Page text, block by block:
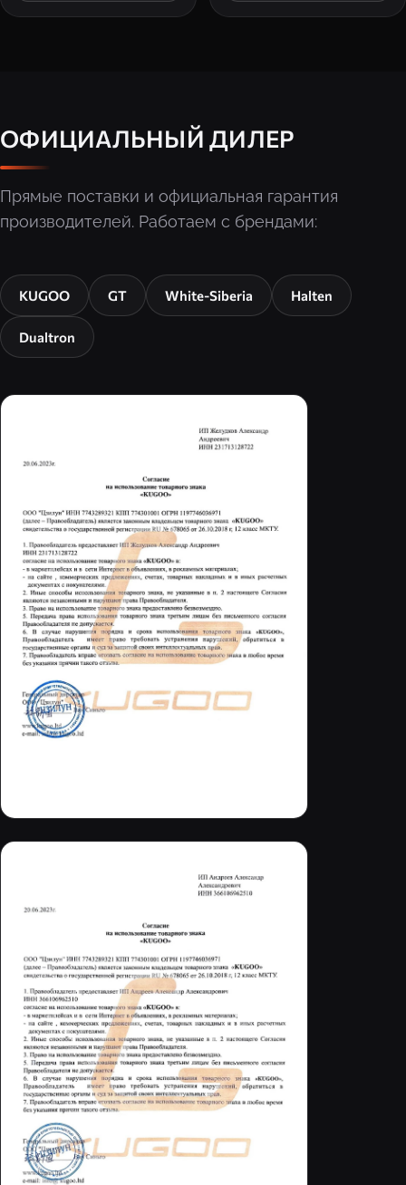
ОФИЦИАЛЬНЫЙ ДИЛЕР
Прямые поставки и официальная гарантия
производителей. Работаем с брендами:
KUGOO GT White-Siberia Halten
Dualtron